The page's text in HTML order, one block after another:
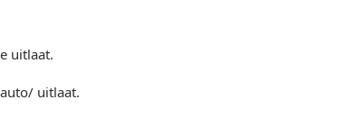
uitlaat.
uitlaat.